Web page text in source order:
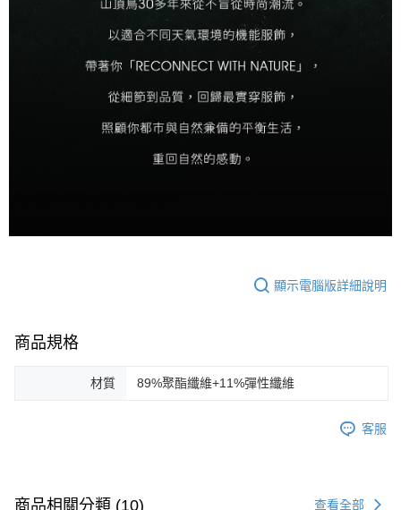
顯示電腦版詳細說明
商品規格
材質 89%聚酯纖維+11%彈性纖維
客服
商品相關分類 (10) 查看全部